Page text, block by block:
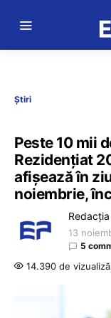
Știri
Peste 10 mii
Rezidențiat
afișează în
noiembrie,
Redacția
13
5
14.390 de